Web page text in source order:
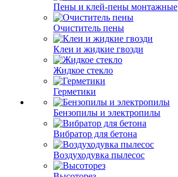
Пены и клей-пены монтажные
Очиститель пены
Клеи и жидкие гвозди
Жидкое стекло
Герметики
Бензопилы и электропилы
Вибратор для бетона
Воздуходувка пылесос